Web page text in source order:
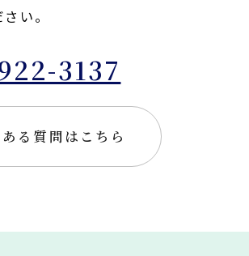
い。
3137
る質問はこちら